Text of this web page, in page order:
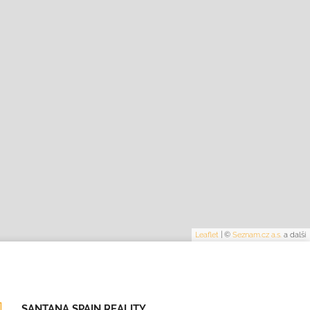
Leaflet | ©Seznam.cz a.s. a další